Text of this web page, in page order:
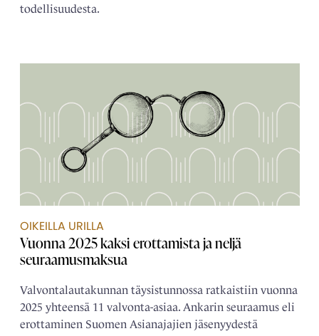
todellisuudesta.
OIKEILLA URILLA
Vuonna 2025 kaksi erottamista ja neljä
seuraamusmaksua
Valvontalautakunnan täysistunnossa ratkaistiin vuonna
2025 yhteensä 11 valvonta-asiaa. Ankarin seuraamus eli
erottaminen Suomen Asianajajien jäsenyydestä